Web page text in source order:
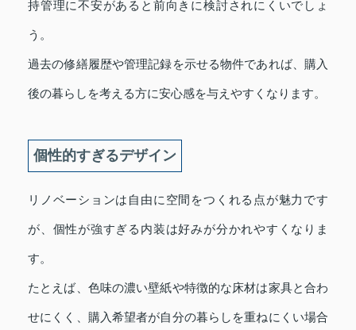
持管理に不安があると前向きに検討されにくいでしょ
う。
過去の修繕履歴や管理記録を示せる物件であれば、購入
後の暮らしを考える方に安心感を与えやすくなります。
個性的すぎるデザイン
リノベーションは自由に空間をつくれる点が魅力です
が、個性が強すぎる内装は好みが分かれやすくなりま
す。
たとえば、色味の濃い壁紙や特徴的な床材は家具と合わ
せにくく、購入希望者が自分の暮らしを重ねにくい場合